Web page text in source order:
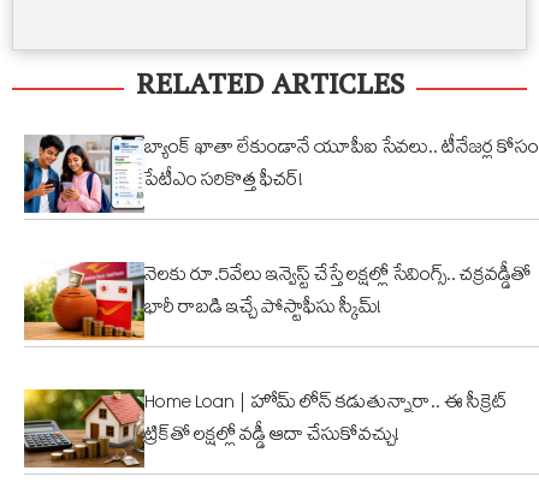
స్వీకారం
నిర్మాణం..
నార్సింగిలో
స్కూల్‌
భవనం
కూల్చివేత
ఏనుగు..
క్యూట్
వీడియో
వైరల్!
RELATED ARTICLES
బ్యాంక్ ఖాతా లేకుండానే యూపీఐ సేవలు.. టీనేజర్ల కోసం
పేటీఎం సరికొత్త ఫీచర్!
నెలకు రూ.5వేలు ఇన్వెస్ట్ చేస్తే లక్షల్లో సేవింగ్స్.. చక్రవడ్డీతో
భారీ రాబడి ఇచ్చే పోస్టాఫీసు స్కీమ్!
Home Loan | హోమ్ లోన్ కడుతున్నారా.. ఈ సీక్రెట్
ట్రిక్‌తో లక్షల్లో వడ్డీ ఆదా చేసుకోవచ్చు!